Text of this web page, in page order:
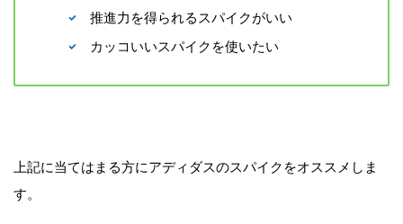
推進力を得られるスパイクがいい
カッコいいスパイクを使いたい
上記に当てはまる方にアディダスのスパイクをオススメしま
す。